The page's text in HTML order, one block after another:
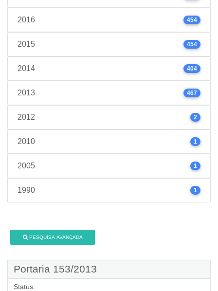
2016 454
2015 454
2014 404
2013 467
2012 2
2010 1
2005 1
1990 1
PESQUISA AVANÇADA
Portaria 153/2013
Status: